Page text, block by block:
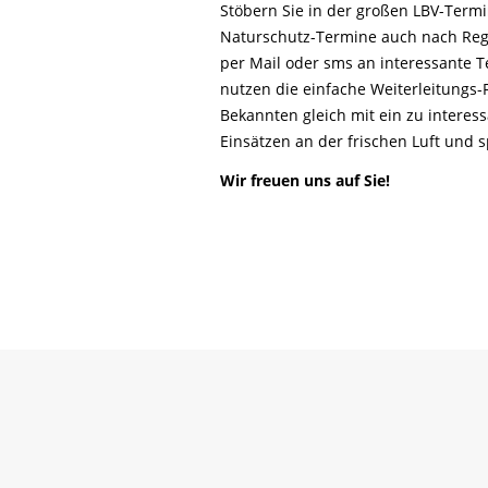
bestellen
Life-Natur-Projekte
Auffangstation
International
Stöbern Sie in der großen LBV-
Naturschutz-Termine auch nach
per Mail oder sms an interessante
nutzen die einfache
Bekannten gleich mit ein zu
Einsätzen an der frischen Luft und
Wir freuen uns auf Sie!